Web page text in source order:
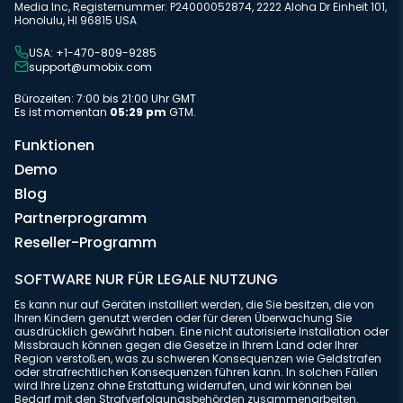
Media Inc, Registernummer: P24000052874, 2222 Aloha Dr Einheit 101,
Honolulu, HI 96815 USA
USA: +1-470-809-9285
support@umobix.com
Bürozeiten: 7:00 bis 21:00 Uhr GMT
Es ist momentan 05:29 pm GTM.
Funktionen
Demo
Blog
Partnerprogramm
Reseller-Programm
SOFTWARE NUR FÜR LEGALE NUTZUNG
Es kann nur auf Geräten installiert werden, die Sie besitzen, die von
Ihren Kindern genutzt werden oder für deren Überwachung Sie
ausdrücklich gewährt haben. Eine nicht autorisierte Installation oder
Missbrauch können gegen die Gesetze in Ihrem Land oder Ihrer
Region verstoßen, was zu schweren Konsequenzen wie Geldstrafen
oder strafrechtlichen Konsequenzen führen kann. In solchen Fällen
wird Ihre Lizenz ohne Erstattung widerrufen, und wir können bei
Bedarf mit den Strafverfolgungsbehörden zusammenarbeiten.